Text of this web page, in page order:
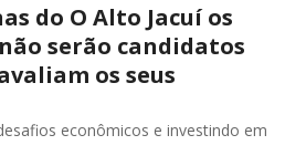
do O Alto Jacuí os
serão candidatos
os seus
econômicos e investindo em